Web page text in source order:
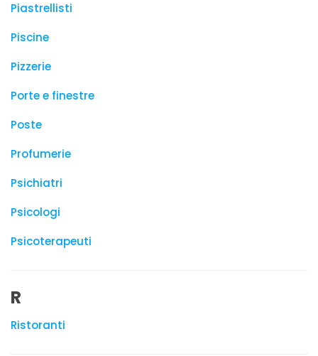
Piastrellisti
Piscine
Pizzerie
Porte e finestre
Poste
Profumerie
Psichiatri
Psicologi
Psicoterapeuti
R
Ristoranti